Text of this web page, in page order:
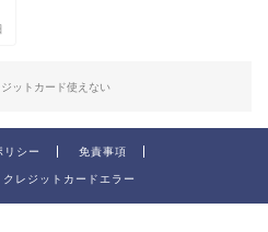
ットカード使えない
リシー 免責事項
レジットカードエラー